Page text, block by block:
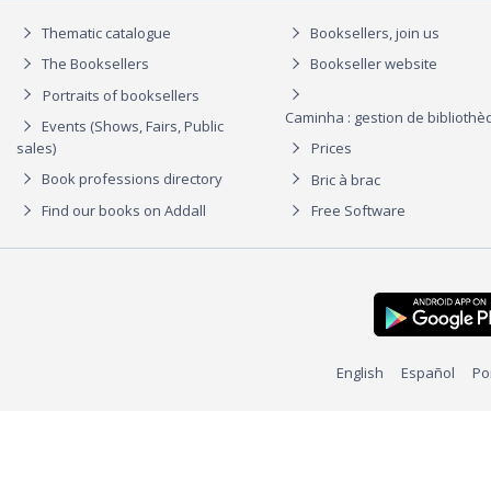
Thematic catalogue
The Booksellers
Portraits of booksellers
Events (Shows, Fairs, Public
sales)
Book professions directory
Find our books on Addall
Booksellers, join us
Bookseller website
Caminha : gestion de
Prices
Bric à brac
Free Software
English Español